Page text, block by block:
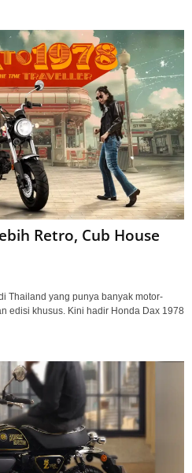
Retro, Cub House
Thailand yang punya banyak motor-
edisi khusus. Kini hadir Honda Dax 1978